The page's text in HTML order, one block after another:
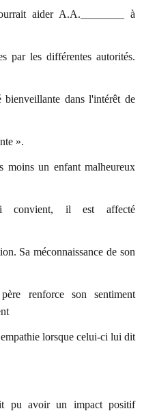
aider A.A.________ à
par les différentes autorités.
bienveillante dans l'intérêt de
».
moins un enfant malheureux
convient, il est affecté
Sa méconnaissance de son
renforce son sentiment
lorsque celui-ci lui dit
pu avoir un impact positif